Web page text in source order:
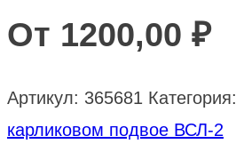
От 1200,00 ₽
Артикул: 365681 Категория:
карликовом подвое ВСЛ-2